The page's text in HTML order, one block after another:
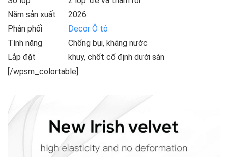
Năm sản xuất
2026
Phân phối
Decor Ô tô
Tính năng
Chống bụi, kháng nước
Lắp đặt
khuy, chốt cố định dưới sàn
[/wpsm_colortable]